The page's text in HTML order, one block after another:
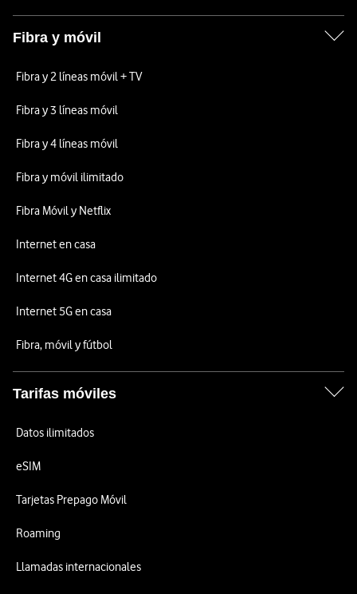
Fibra y móvil
Fibra y 2 líneas móvil + TV
Fibra y 3 líneas móvil
Fibra y 4 líneas móvil
Fibra y móvil ilimitado
Fibra Móvil y Netflix
Internet en casa
Internet 4G en casa ilimitado
Internet 5G en casa
Fibra, móvil y fútbol
Tarifas móviles
Datos ilimitados
eSIM
Tarjetas Prepago Móvil
Roaming
Llamadas internacionales